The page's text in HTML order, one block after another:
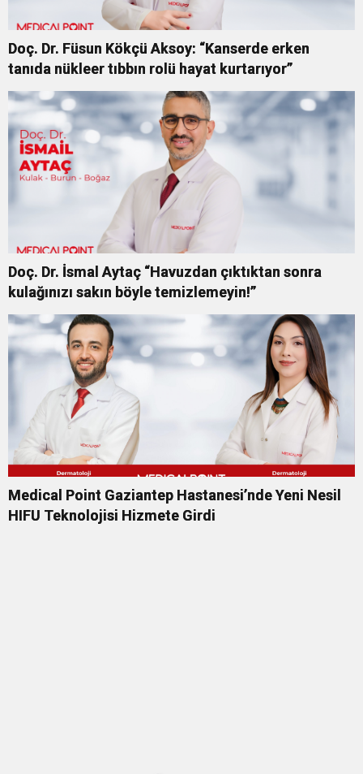
Doç. Dr. Füsun Kökçü Aksoy: “Kanserde erken
tanıda nükleer tıbbın rolü hayat kurtarıyor”
Doç. Dr. İsmal Aytaç “Havuzdan çıktıktan sonra
kulağınızı sakın böyle temizlemeyin!”
Medical Point Gaziantep Hastanesi’nde Yeni Nesil
HIFU Teknolojisi Hizmete Girdi